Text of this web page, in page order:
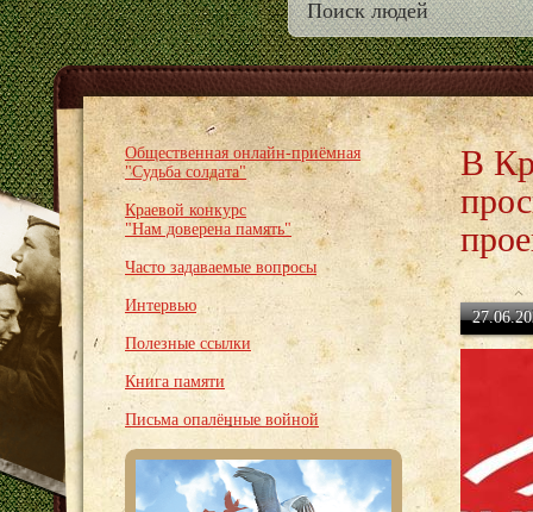
Общественная онлайн-приёмная
"Судьба солдата"
Краевой конкурс
"Нам доверена память"
Часто задаваемые вопросы
Интервью
Полезные ссылки
Книга памяти
Письма опалённые войной
В